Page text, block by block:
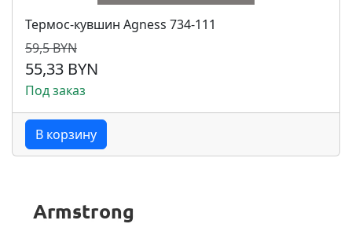
Термос-кувшин Agness 734-111
59,5 BYN
55,33 BYN
Под заказ
В корзину